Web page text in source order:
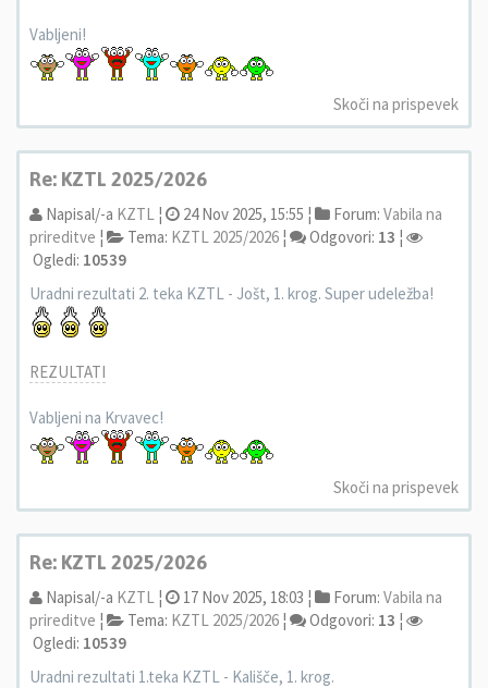
Vabljeni!
Skoči na prispevek
Re: KZTL 2025/2026
Napisal/-a KZTL ¦ 24 Nov 2025, 15:55 ¦ Forum: Vabila na
prireditve ¦ Tema: KZTL 2025/2026 ¦ Odgovori: 13 ¦
Ogledi: 10539
Uradni rezultati 2. teka KZTL - Jošt, 1. krog. Super udeležba!
REZULTATI
Vabljeni na Krvavec!
Skoči na prispevek
Re: KZTL 2025/2026
Napisal/-a KZTL ¦ 17 Nov 2025, 18:03 ¦ Forum: Vabila na
prireditve ¦ Tema: KZTL 2025/2026 ¦ Odgovori: 13 ¦
Ogledi: 10539
Uradni rezultati 1.teka KZTL - Kališče, 1. krog.